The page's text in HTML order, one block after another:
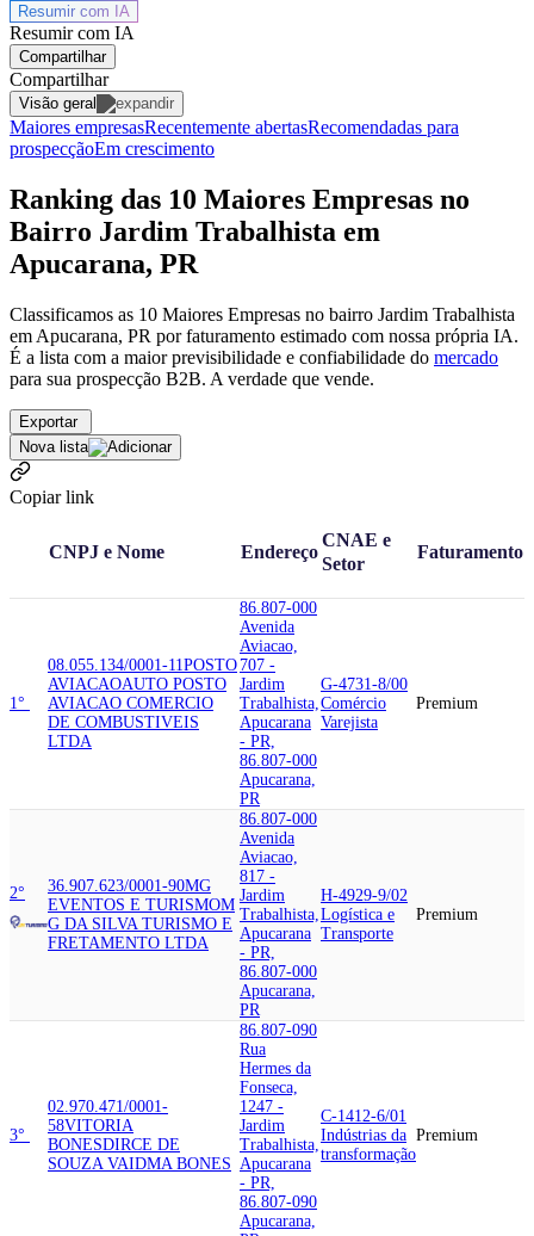
Resumir com IA
Resumir com IA
Compartilhar
Compartilhar
Visão geral
Maiores empresasRecentemente abertasRecomendadas para
prospecçãoEm crescimento
Ranking das 10 Maiores Empresas no
Bairro Jardim Trabalhista em
Apucarana, PR
Classificamos as 10 Maiores Empresas no bairro Jardim Trabalhista
em Apucarana, PR por faturamento estimado com nossa própria IA.
É a lista com a maior previsibilidade e confiabilidade do mercado
para sua prospecção B2B. A verdade que vende.
Exportar
Nova lista
Copiar link
CNPJ e Nome Endereço
CNAE e
Setor
Faturamento
1°
08.055.134/0001-11POSTO
AVIACAOAUTO POSTO
AVIACAO COMERCIO
DE COMBUSTIVEIS
LTDA
86.807-000
Avenida
Aviacao,
707 -
Jardim
Trabalhista,
Apucarana
- PR,
86.807-000
Apucarana,
PR
G-4731-8/00
Comércio
Varejista
Premium
2° 36.907.623/0001-90MG
EVENTOS E TURISMOM
G DA SILVA TURISMO E
FRETAMENTO LTDA
86.807-000
Avenida
Aviacao,
817 -
Jardim
Trabalhista,
Apucarana
- PR,
86.807-000
Apucarana,
PR
H-4929-9/02
Logística e
Transporte
Premium
3°
02.970.471/0001-
58VITORIA
BONESDIRCE DE
SOUZA VAIDMA BONES
86.807-090
Rua
Hermes da
Fonseca,
1247 -
Jardim
Trabalhista,
Apucarana
- PR,
86.807-090
Apucarana,
C-1412-6/01
Indústrias da
transformação
Premium